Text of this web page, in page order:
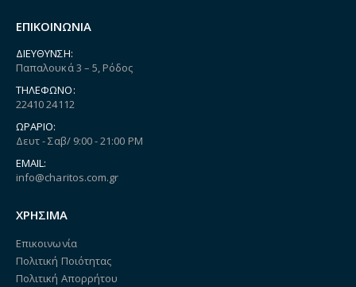
ΕΠΙΚΟΙΝΩΝΙΑ
ΔΙΕΎΘΥΝΣΗ:
Παπαλουκά 3 – 5, Ρόδος
ΤΗΛΈΦΩΝΟ:
22410 24112
ΩΡΆΡΙΟ:
Δευτ - Σαβ/ 9:00 - 21:00 PM
EMAIL:
info@charitos.com.gr
ΧΡΗΣΙΜΑ
Επικοινωνία
Πολιτική Ποιότητας
Πολιτική Απορρήτου